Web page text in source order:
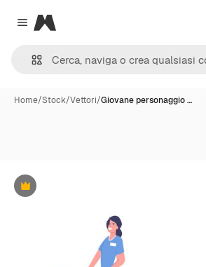
Close menu
Magnific
Home/Stock/Vettori/Giovane personaggio …
Premium